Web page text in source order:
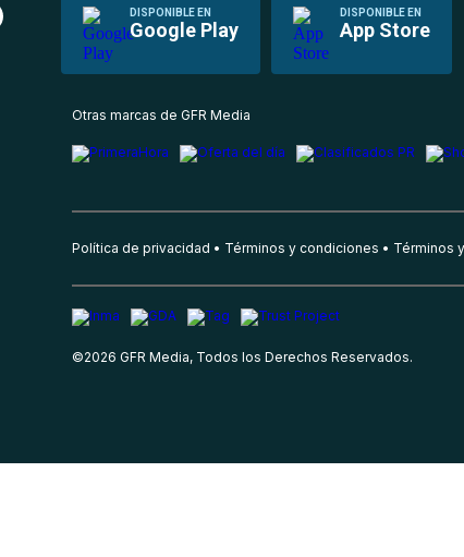
DISPONIBLE EN
Google Play
DISPONIBLE EN
App Store
Otras marcas de GFR Media
Política de privacidad Términos y condiciones Términos
©2026 GFR Media, Todos los Derechos Reservados.